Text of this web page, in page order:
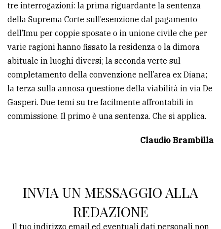
tre interrogazioni: la prima riguardante la sentenza
della Suprema Corte sull’esenzione dal pagamento
dell’Imu per coppie sposate o in unione civile che per
varie ragioni hanno fissato la residenza o la dimora
abituale in luoghi diversi; la seconda verte sul
completamento della convenzione nell’area ex Diana;
la terza sulla annosa questione della viabilità in via De
Gasperi. Due temi su tre facilmente affrontabili in
commissione. Il primo è una sentenza. Che si applica.
Claudio Brambilla
INVIA UN MESSAGGIO ALLA
REDAZIONE
Il tuo indirizzo email ed eventuali dati personali non